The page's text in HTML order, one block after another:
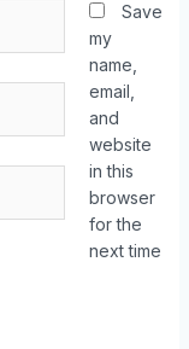
Save
my
name,
email,
and
website
in this
browser
for the
next time